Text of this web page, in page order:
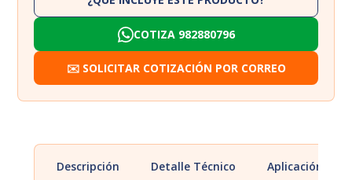
COTIZA 982880796
✉️ SOLICITAR COTIZACIÓN POR CORREO
Descripción Detalle Técnico Aplicación